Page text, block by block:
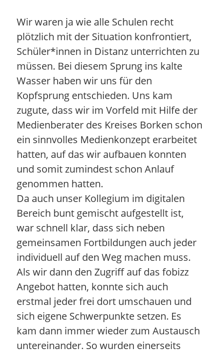
Wir waren ja wie alle Schulen recht
plötzlich mit der Situation konfrontiert,
Schüler*innen in Distanz unterrichten zu
müssen. Bei diesem Sprung ins kalte
Wasser haben wir uns für den
Kopfsprung entschieden. Uns kam
zugute, dass wir im Vorfeld mit Hilfe der
Medienberater des Kreises Borken schon
ein sinnvolles Medienkonzept erarbeitet
hatten, auf das wir aufbauen konnten
und somit zumindest schon Anlauf
genommen hatten.
Da auch unser Kollegium im digitalen
Bereich bunt gemischt aufgestellt ist,
war schnell klar, dass sich neben
gemeinsamen Fortbildungen auch jeder
individuell auf den Weg machen muss.
Als wir dann den Zugriff auf das fobizz
Angebot hatten, konnte sich auch
erstmal jeder frei dort umschauen und
sich eigene Schwerpunkte setzen. Es
kam dann immer wieder zum Austausch
untereinander. So wurden einerseits